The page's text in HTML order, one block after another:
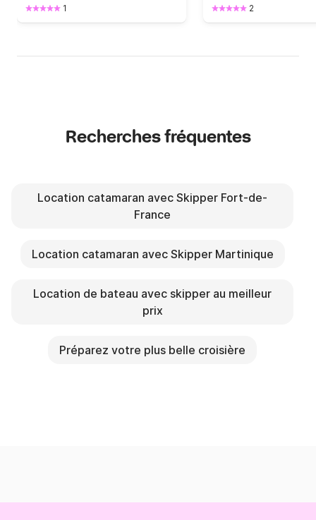
1 2
Recherches fréquentes
Location catamaran avec Skipper Fort-de-
France
Location catamaran avec Skipper Martinique
Location de bateau avec skipper au meilleur
prix
Préparez votre plus belle croisière